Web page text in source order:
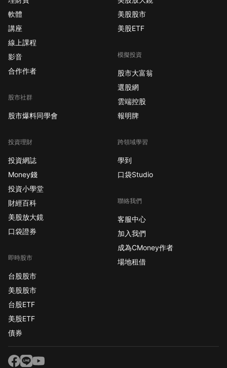
軟體
講座
線上課程
影音
合作作者
股市社群
股市爆料同學會
投資理財
投資網誌
Money錢
投資小學堂
財經百科
美股放大鏡
口袋證券
即時股市
台股股市
美股股市
台股ETF
美股ETF
債券
美股股市
美股ETF
模擬投資
股市大富翁
選股網
雲端控股
報明牌
跨領域學習
學到
口袋Studio
聯絡我們
客服中心
加入我們
成為CMoney作者
場地租借